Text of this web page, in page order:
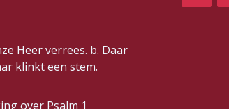
Heer verrees. b. Daar
klinkt een stem.
over Psalm 1